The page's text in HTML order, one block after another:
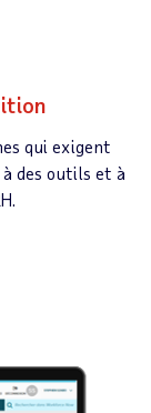
qui exigent
des outils et à